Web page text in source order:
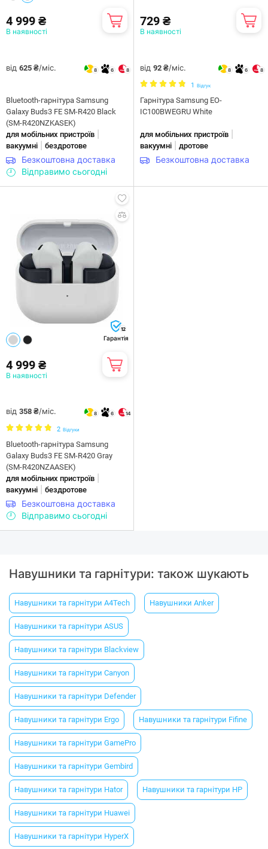
4 999 ₴
В наявності
від 625 ₴/міс. 8 6 8
Bluetooth-гарнітура Samsung
Galaxy Buds3 FE SM-R420 Black
(SM-R420NZKASEK)
для мобільних пристроїв
вакуумні бездротове
Безкоштовна доставка
Відправимо сьогодні
729 ₴
В наявності
від 92 ₴/міс. 8 6 8
1 Відгук
Гарнітура Samsung EO-
IC100BWEGRU White
для мобільних пристроїв
вакуумні дротове
Безкоштовна доставка
12
Гарантія
4 999 ₴
В наявності
від 358 ₴/міс. 8 6 14
2 Відгуки
Bluetooth-гарнітура Samsung
Galaxy Buds3 FE SM-R420 Gray
(SM-R420NZAASEK)
для мобільних пристроїв
вакуумні бездротове
Безкоштовна доставка
Відправимо сьогодні
Навушники та гарнітури: також шукають
Навушники та гарнітури A4Tech Навушники Anker
Навушники та гарнітури ASUS
Навушники та гарнітури Blackview
Навушники та гарнітури Canyon
Навушники та гарнітури Defender
Навушники та гарнітури Ergo Навушники та гарнітури Fifine
Навушники та гарнітури GamePro
Навушники та гарнітури Gembird
Навушники та гарнітури Hator Навушники та гарнітури HP
Навушники та гарнітури Huawei
Навушники та гарнітури HyperX